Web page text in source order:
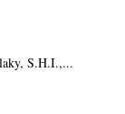
S.H.I.,...